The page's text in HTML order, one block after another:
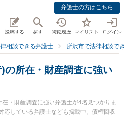
弁護士の方はこちら
投稿する 探す 閲覧履歴 マイリスト ログイン
相談できる弁護士 所沢市で法律相談で
の所在・財産調査に強い
・財産調査に強い弁護士が4名見つかりま
応している弁護士なども掲載中。債権回収